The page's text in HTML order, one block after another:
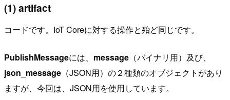
(1) artifact
コードです。IoT Coreに対する操作と殆ど同じです。
PublishMessageには、 message （バイナリ用）及び、
json_message （JSON用）の２種類のオブジェクトがあり
ますが、今回は、JSON用を使用しています。